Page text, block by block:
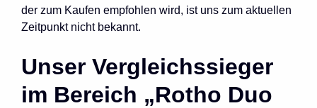
der zum Kaufen empfohlen wird, ist uns zum aktuellen
Zeitpunkt nicht bekannt.
Unser Vergleichssieger
im Bereich „Rotho Duo